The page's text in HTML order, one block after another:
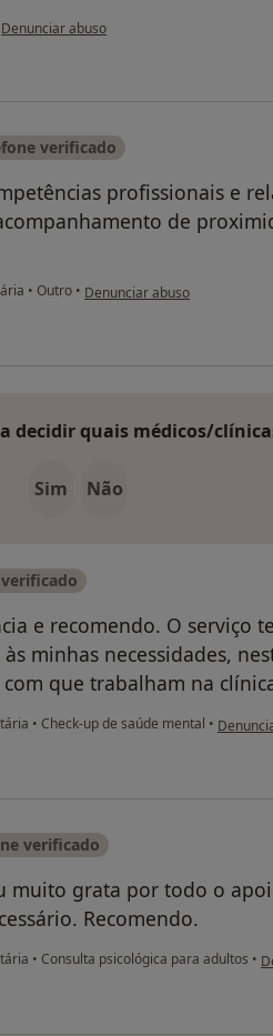
na opinião do utilizador Mariana Coelho
Denunciar abuso
verificado
profissionais e
de
• Outro • na opinião do utilizador Cindy
Denunciar abuso
decidir quais médicos/
Sim Não
e recomendo. O serviço
minhas necessidades,
que trabalham na
• Check-up de saúde mental • na
verificado
muito grata por todo o
Recomendo.
• Consulta psicológica para adultos •